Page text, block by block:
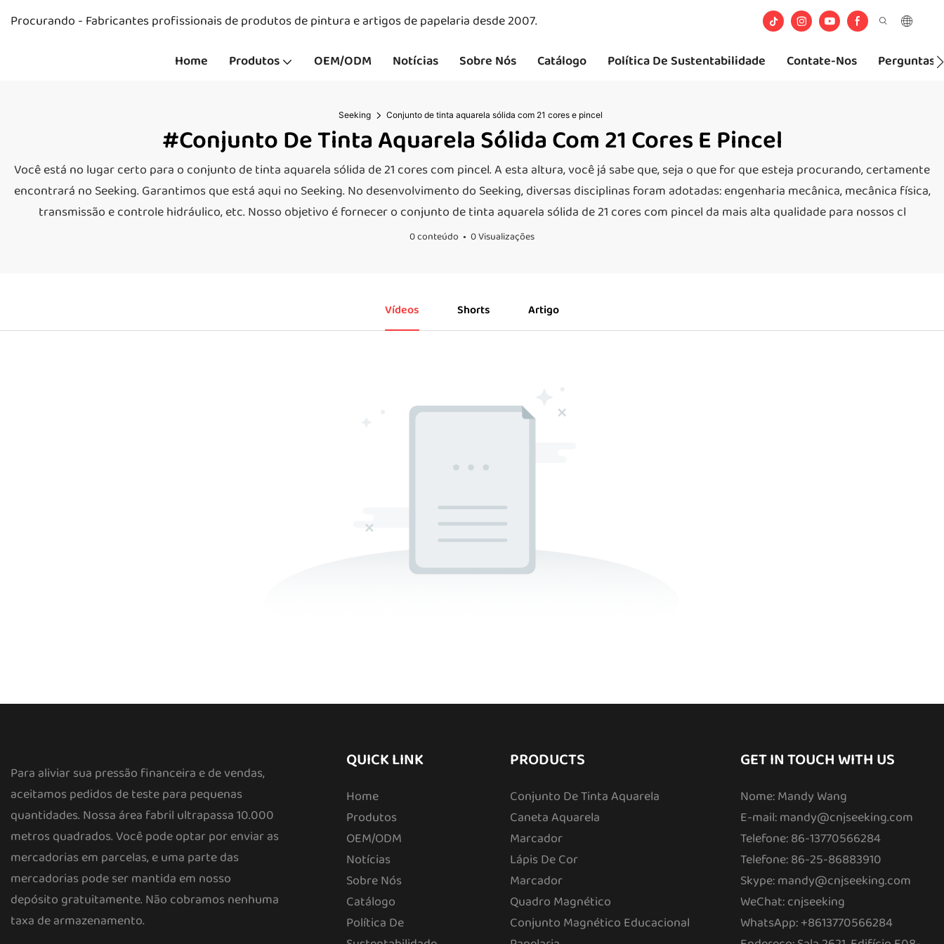
Procurando - Fabricantes profissionais de produtos de pintura e artigos de papelaria desde 2007.
Home Produtos OEM/ODM Notícias Sobre Nós Catálogo Política De Sustentabilidade Contate-Nos Perguntas
Seeking Conjunto de tinta aquarela sólida com 21 cores e pincel
#Conjunto De Tinta Aquarela Sólida Com 21 Cores E Pincel
Você está no lugar certo para o conjunto de tinta aquarela sólida de 21 cores com pincel. A esta altura, você já sabe que, seja o que for que esteja procurando, certamente
encontrará no Seeking. Garantimos que está aqui no Seeking. No desenvolvimento do Seeking, diversas disciplinas foram adotadas: engenharia mecânica, mecânica física,
transmissão e controle hidráulico, etc. Nosso objetivo é fornecer o conjunto de tinta aquarela sólida de 21 cores com pincel da mais alta qualidade para nossos cl
0 conteúdo 0 Visualizações
Vídeos Shorts Artigo
Para aliviar sua pressão financeira e de vendas,
aceitamos pedidos de teste para pequenas
quantidades. Nossa área fabril ultrapassa 10.000
metros quadrados. Você pode optar por enviar as
mercadorias em parcelas, e uma parte das
mercadorias pode ser mantida em nosso
depósito gratuitamente. Não cobramos nenhuma
taxa de armazenamento.
QUICK LINK
Home
Produtos
OEM/ODM
Notícias
Sobre Nós
Catálogo
Política De
PRODUCTS
Conjunto De Tinta Aquarela
Caneta Aquarela
Marcador
Lápis De Cor
Marcador
Quadro Magnético
Conjunto Magnético Educacional
GET IN TOUCH WITH US
Nome: Mandy Wang
E-mail:mandy@cnjseeking.com
Telefone: 86-13770566284
Telefone: 86-25-86883910
Skype: mandy@cnjseeking.com
WeChat: cnjseeking
WhatsApp: +8613770566284